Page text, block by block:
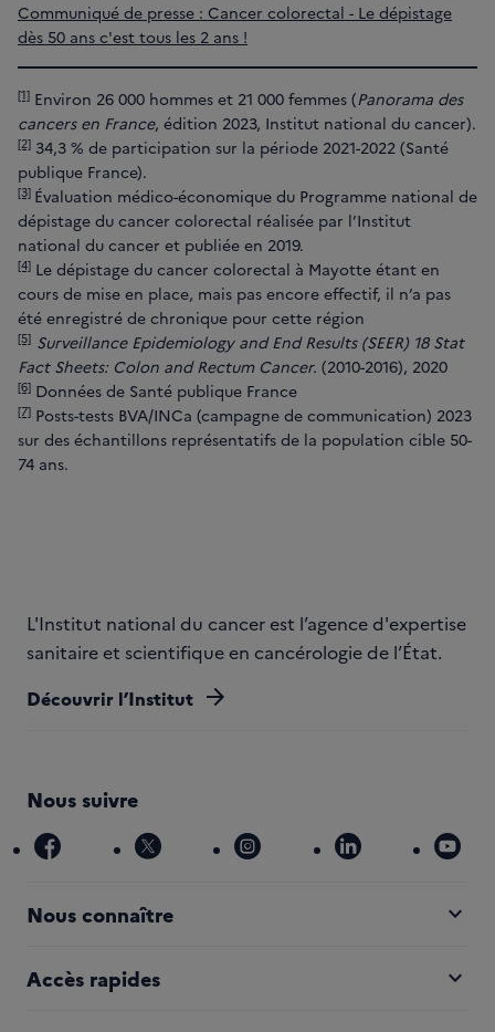
Communiqué de presse : Cancer colorectal - Le dépistage
dès 50 ans c'est tous les 2 ans !
[1] Environ 26 000 hommes et 21 000 femmes (Panorama des
cancers en France, édition 2023, Institut national du cancer).
[2] 34,3 % de participation sur la période 2021-2022 (Santé
publique France).
[3] Évaluation médico-économique du Programme national de
dépistage du cancer colorectal réalisée par l’Institut
national du cancer et publiée en 2019.
[4] Le dépistage du cancer colorectal à Mayotte étant en
cours de mise en place, mais pas encore effectif, il n’a pas
été enregistré de chronique pour cette région
[5] Surveillance Epidemiology and End Results (SEER) 18 Stat
Fact Sheets: Colon and Rectum Cancer. (2010-2016), 2020
[6] Données de Santé publique France
[7] Posts-tests BVA/INCa (campagne de communication) 2023
sur des échantillons représentatifs de la population cible 50-
74 ans.
L'Institut national du cancer est l’agence d'expertise
sanitaire et scientifique en cancérologie de l’État.
Découvrir l’Institut arrow_forward
Nous suivre
facebook x instagram linkedin
Nous connaître expand_more
Accès rapides expand_more